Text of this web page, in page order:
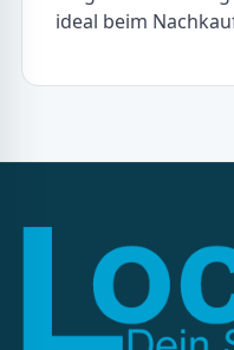
ideal beim